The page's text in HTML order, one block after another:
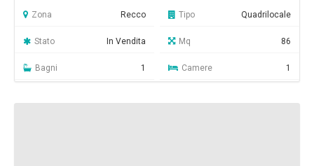
Zona Recco Tipo Quadrilocale
Stato In Vendita Mq 86
Bagni 1 Camere 1